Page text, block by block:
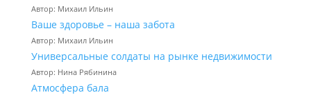
Автор: Михаил Ильин
Ваше здоровье – наша забота
Автор: Михаил Ильин
Универсальные солдаты на рынке недвижимости
Автор: Нина Рябинина
Атмосфера бала